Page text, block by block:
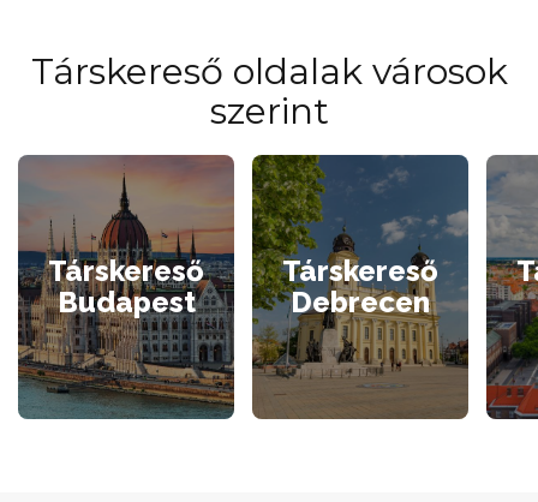
Társkereső oldalak városok
szerint
Társkereső
Budapest
Társkereső
Debrecen